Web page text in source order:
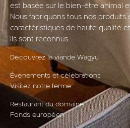
est basée sur le bien-être animal
Nous fabriquons tous nos
caractéristiques de haute qualité
ils sont reconnus.
Découvrez la viande Wagyu
Événements et célébrations
Visitez notre ferme
Restaurant du domaine
Fonds européen